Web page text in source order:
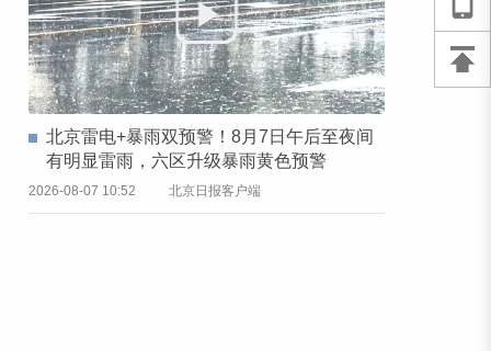
北京雷电+暴雨双预警！8月7日午后至夜间
有明显雷雨，六区升级暴雨黄色预警
2026-08-07 10:52 北京日报客户端